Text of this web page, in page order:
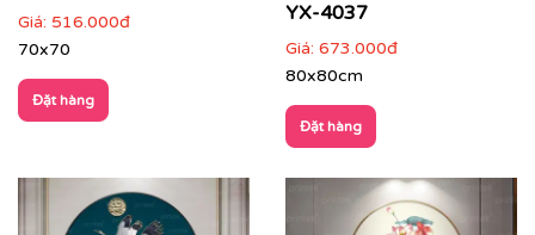
Giá: 516.000đ
70x70
Đặt hàng
YX-4037
Giá: 673.000đ
80x80cm
Đặt hàng